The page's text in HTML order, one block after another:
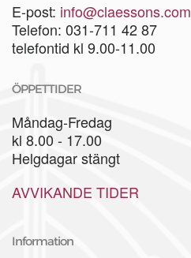
E-post: info@claessons.com
Telefon: 031-711 42 87
telefontid kl 9.00-11.00
ÖPPETTIDER
Måndag-Fredag
kl 8.00 - 17.00
Helgdagar stängt
AVVIKANDE TIDER
Information